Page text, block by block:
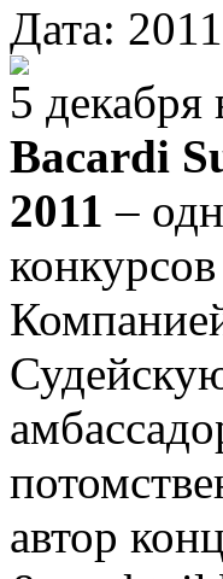
Дата:
5
Bacardi
2011–
автор